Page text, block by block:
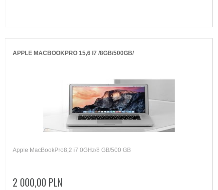
APPLE MACBOOKPRO 15,6 I7 /8GB/500GB/
Apple MacBookPro8,2 i7 0GHz/8 GB/500 GB
2 000,00 PLN